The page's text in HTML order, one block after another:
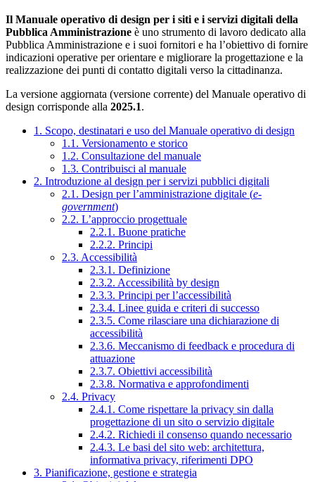
Il Manuale operativo di design per i siti e i servizi digitali della
Pubblica Amministrazione è uno strumento di lavoro dedicato alla
Pubblica Amministrazione e i suoi fornitori e ha l’obiettivo di fornire
indicazioni operative per orientare e migliorare la progettazione e la
realizzazione dei punti di contatto digitali verso la cittadinanza.
La versione aggiornata (versione corrente) del Manuale operativo di
design corrisponde alla 2025.1.
1. Scopo, destinatari e uso del Manuale operativo di design
1.1. Versionamento e storico
1.2. Consultazione del manuale
1.3. Contribuisci al manuale
2. Introduzione al design per i servizi pubblici digitali
2.1. Design per l’amministrazione digitale (e-
government)
2.2. L’approccio progettuale
2.2.1. Buone pratiche
2.2.2. Principi
2.3. Accessibilità
2.3.1. Definizione
2.3.2. Accessibilità by design
2.3.3. Principi per l’accessibilità
2.3.4. Linee guida e criteri di successo
2.3.5. Come rilasciare una dichiarazione di
accessibilità
2.3.6. Meccanismo di feedback e procedura di
attuazione
2.3.7. Obiettivi accessibilità
2.3.8. Normativa e approfondimenti
2.4. Privacy
2.4.1. Come rispettare la privacy sin dalla
progettazione di un sito o servizio digitale
2.4.2. Richiedi il consenso quando necessario
2.4.3. Le basi del sito web: architettura,
informativa privacy, riferimenti DPO
3. Pianificazione, gestione e strategia